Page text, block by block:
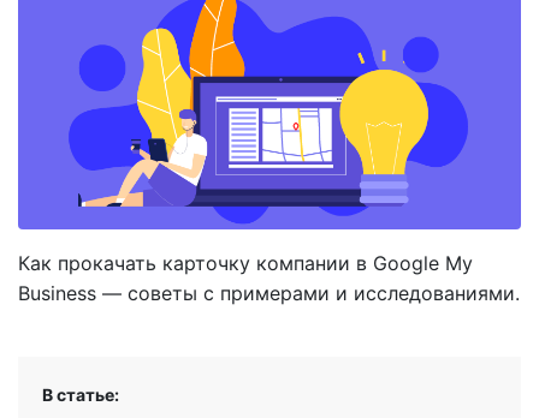
Как прокачать карточку компании в Google My
Business — советы с примерами и исследованиями.
В статье: